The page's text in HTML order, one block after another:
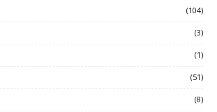
(104)
(3)
(1)
(51)
(8)